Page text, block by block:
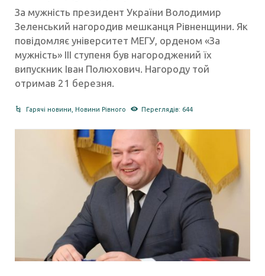
За мужність президент України Володимир
Зеленський нагородив мешканця Рівненщини. Як
повідомляє університет МЕГУ, орденом «За
мужність» ІІІ ступеня був нагороджений їх
випускник Іван Полюхович. Нагороду той
отримав 21 березня.
Гарячі новини ,Новини Рівного Переглядів: 644